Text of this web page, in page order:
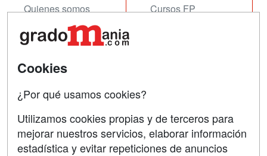
Quienes somos
Tarifas publicidad
Acceso Centros
Cursos FP
Contactar
Confidencialidad
Cookies
¿Por qué usamos cookies?
Utilizamos cookies propias y de terceros para
mejorar nuestros servicios, elaborar información
estadística y evitar repeticiones de anuncios